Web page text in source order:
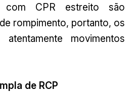
com CPR estreito são
rompimento, portanto, os
movimentos
de RCP